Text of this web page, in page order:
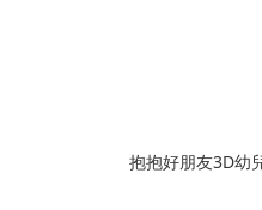
抱抱好朋友3D幼